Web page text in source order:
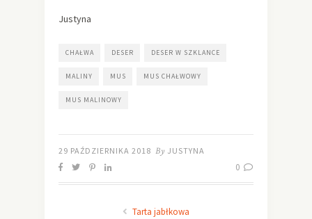
Justyna
CHAŁWA DESER DESER W SZKLANCE
MALINY MUS MUS CHAŁWOWY
MUS MALINOWY
29 PAŹDZIERNIKA 2018 By JUSTYNA
0
Tarta jabłkowa